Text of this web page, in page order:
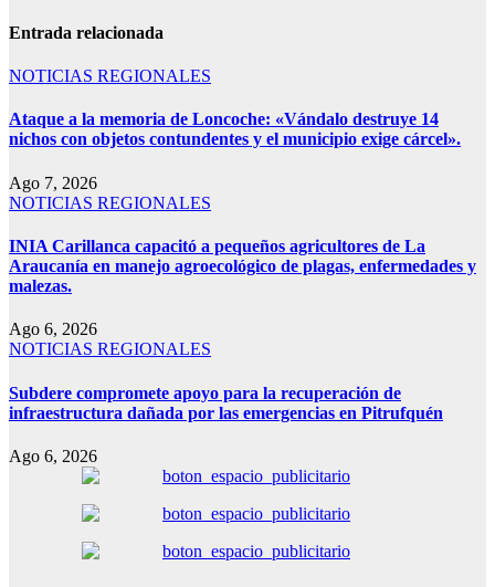
Entrada relacionada
NOTICIAS REGIONALES
Ataque a la memoria de Loncoche: «Vándalo destruye 14
nichos con objetos contundentes y el municipio exige cárcel».
Ago 7, 2026
NOTICIAS REGIONALES
INIA Carillanca capacitó a pequeños agricultores de La
Araucanía en manejo agroecológico de plagas, enfermedades y
malezas.
Ago 6, 2026
NOTICIAS REGIONALES
Subdere compromete apoyo para la recuperación de
infraestructura dañada por las emergencias en Pitrufquén
Ago 6, 2026